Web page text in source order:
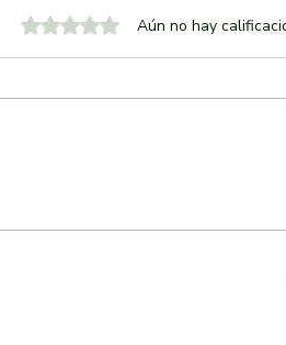
Obtuvo 0 de 5 estrellas.
Aún no hay